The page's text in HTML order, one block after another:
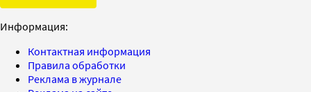
Информация:
Контактная информация
Правила обработки
Реклама в журнале